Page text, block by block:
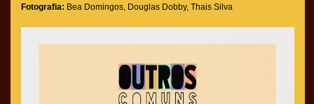
Fotografia: Bea Domingos, Douglas Dobby, Thais Silva